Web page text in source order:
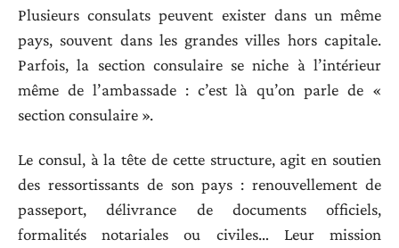
Plusieurs consulats peuvent exister dans un même
pays, souvent dans les grandes villes hors capitale.
Parfois, la section consulaire se niche à l’intérieur
même de l’ambassade : c’est là qu’on parle de «
section consulaire ».
Le consul, à la tête de cette structure, agit en soutien
des ressortissants de son pays : renouvellement de
passeport, délivrance de documents officiels,
formalités notariales ou civiles… Leur mission